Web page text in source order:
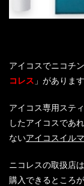
アイコスでニコチ
コレス 」があります
アイコス専用ステ
したアイコスであ
ないアイコスイル
ニコレスの取扱店
購入できるところが